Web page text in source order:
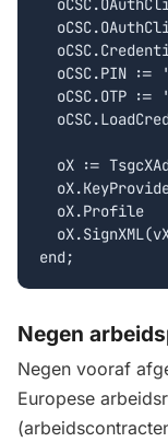
oCSC.PIN :=
oCSC.OTP :=
oX :=
oX.Profile
end;
Negen
Negen vooraf
Europese